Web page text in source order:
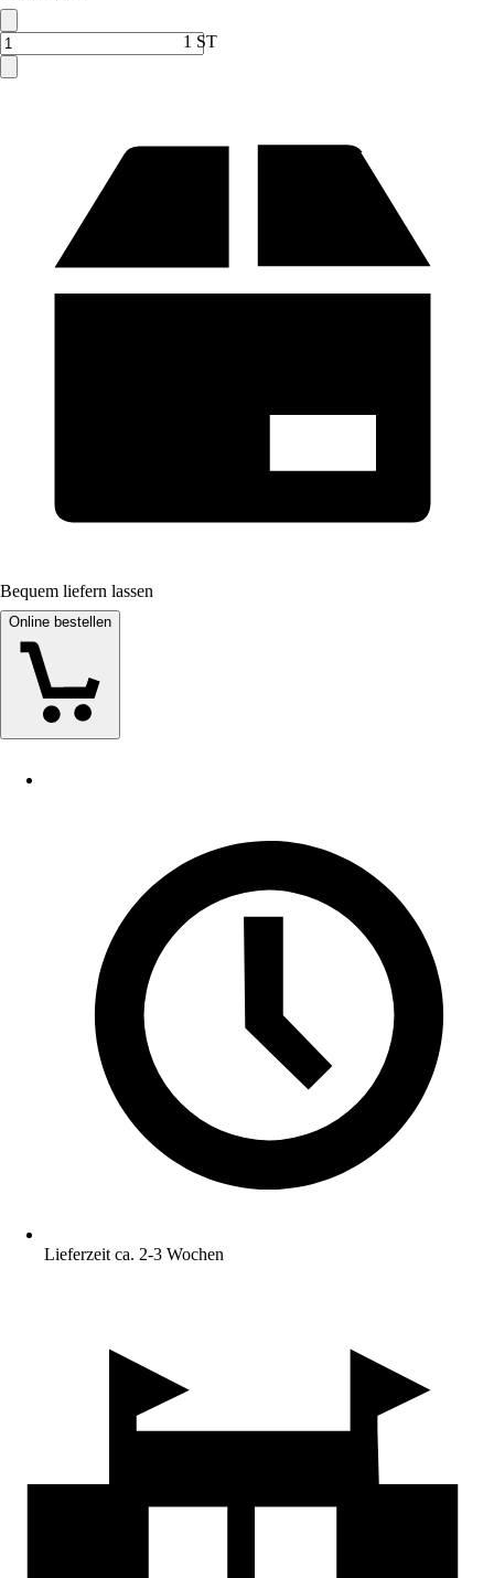
1 ST
Bequem liefern lassen
Online bestellen
Lieferzeit ca. 2-3 Wochen